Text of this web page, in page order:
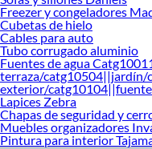
Freezer y congeladores
Cubetas de hielo
Cables para auto
Tubo corrugado aluminio
Fuentes de agua
terraza/catg10504||jardín/
exterior/
Lapices Zebra
Chapas de seguridad y
Muebles organizadores
Pintura para interior